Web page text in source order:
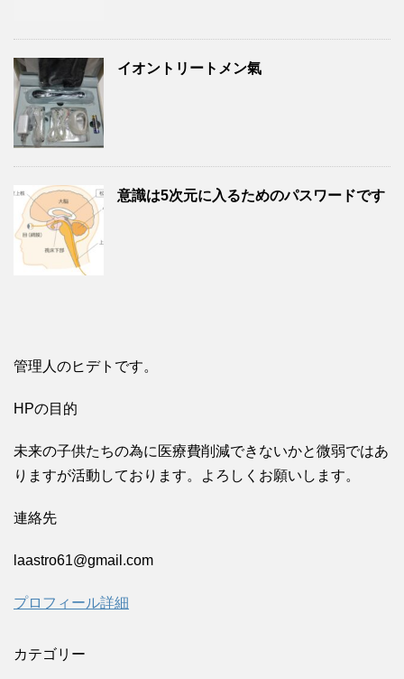
イオントリートメン氣
意識は5次元に入るためのパスワードです
管理人のヒデトです。
HPの目的
未来の子供たちの為に医療費削減できないかと微弱ではあ
りますが活動しております。よろしくお願いします。
連絡先
laastro61@gmail.com
プロフィール詳細
カテゴリー